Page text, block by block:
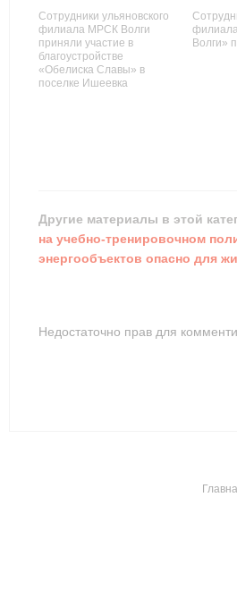
Сотрудники ульяновского
филиала МРСК Волги
приняли участие в
благоустройстве
«Обелиска Славы» в
поселке Ишеевка
Волги»
Другие материалы в этой
на учебно-тренировочном
энергообъектов опасно для
Недостаточно прав для